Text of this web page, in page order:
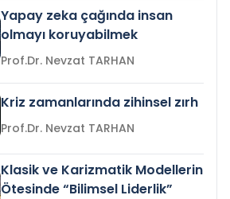
Yapay zeka çağında insan
olmayı koruyabilmek
Prof.Dr. Nevzat TARHAN
Kriz zamanlarında zihinsel zırh
Prof.Dr. Nevzat TARHAN
Klasik ve Karizmatik Modellerin
Ötesinde “Bilimsel Liderlik”